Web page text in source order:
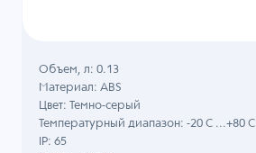
Объем, л: 0.13
Материал: ABS
Цвет: Темно-серый
Температурный диапазон: -20 C ...+80 C
IP: 65